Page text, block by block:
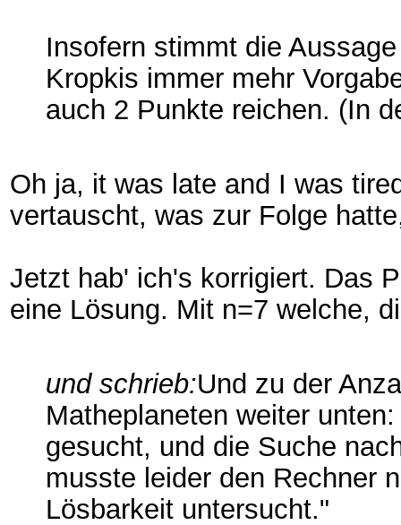
Insofern stimmt die
Kropkis immer mehr
auch 2 Punkte reichen. (In
Oh ja, it was late and I was
vertauscht, was zur Folge
Jetzt hab' ich's korrigiert. Das
eine Lösung. Mit n=7 welche,
und schrieb:Und zu der
Matheplaneten weiter
gesucht, und die Suche
musste leider den Rechner
Lösbarkeit untersucht."